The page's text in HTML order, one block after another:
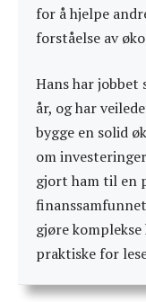
for å hjelpe
forståelse av
Hans har jobbet
år, og har
bygge en solid
om
gjort ham til en
gjøre
praktiske for